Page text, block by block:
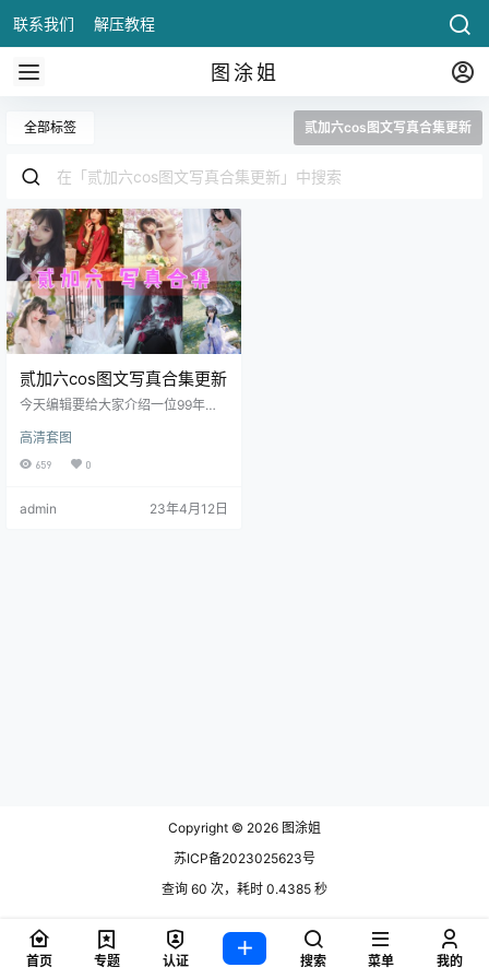
联系我们 解压教程
图涂姐
全部标签 贰加六cos图文写真合集更新
贰加六cos图文写真合集更新
今天编辑要给大家介绍一位99年的
音和小红书也有她的账号，也是叫
贰加六，不过粉丝数量都不是很多
丝，抖音只有8k的粉丝.
高清套图
659 0
admin 23年4月12日
Copyright © 2026 图涂姐
苏ICP备2023025623号
查询 60 次，耗时 0.4385 秒
首页 专题 认证 搜索 菜单 我的